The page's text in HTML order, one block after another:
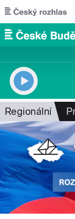
Přejít k hlavnímu
Regionální